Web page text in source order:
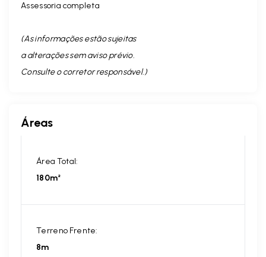
Assessoria completa
(As informações estão sujeitas
a alterações sem aviso prévio.
Consulte o corretor responsável. )
Áreas
Área Total:
180m²
Terreno Frente:
8m